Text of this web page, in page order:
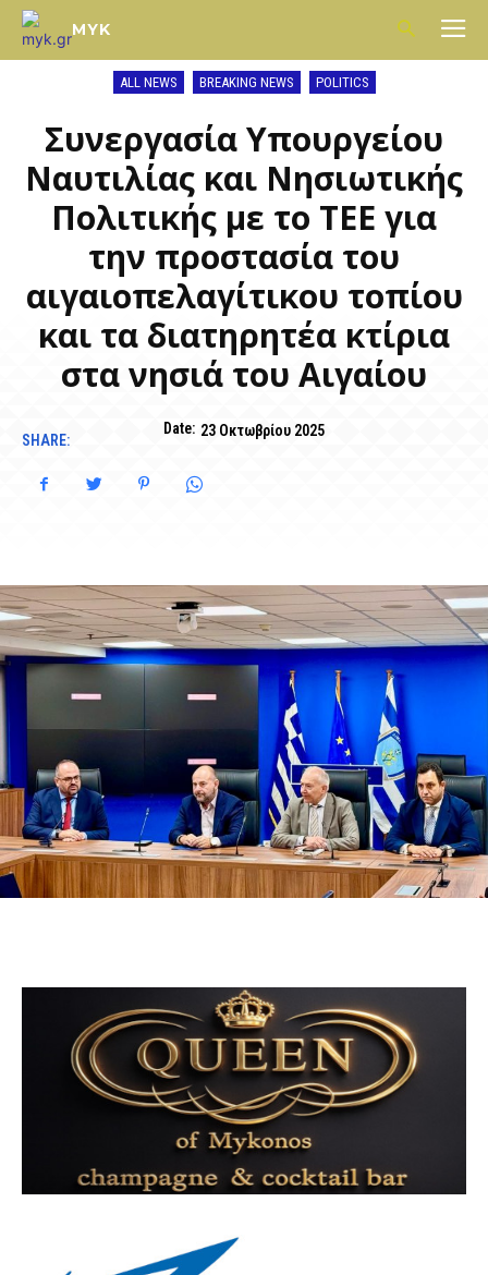
MYK
ALL NEWS BREAKING NEWS POLITICS
Συνεργασία Υπουργείου
Ναυτιλίας και Νησιωτικής
Πολιτικής με το ΤΕΕ για
την προστασία του
αιγαιοπελαγίτικου τοπίου
και τα διατηρητέα κτίρια
στα νησιά του Αιγαίου
Date: 23 Οκτωβρίου 2025
SHARE: